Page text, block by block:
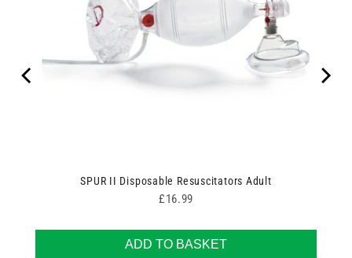
SPUR II Disposable Resuscitators Adult
Price
£16.99
ADD TO BASKET